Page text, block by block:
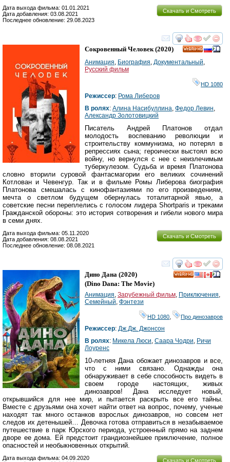
Скачать и Смотреть
Дата выхода фильма: 01.01.2021
Дата добавления: 03.08.2021
Последнее обновление: 29.08.2023
смотреть
Сокровенный Человек(2020)
Анимация, Биография, Документальный,
Русский фильм
HD 1080
Режиссер: Рома Либеров
В ролях: Алина Насибуллина, Федор Левин,
Александр Золотовицкий
Писатель Андрей Платонов отдал
молодость воспеванию революции и
строительству коммунизма, но потерял в
репрессиях сына; героически выстоял всю
войну, но вернулся с нее с неизлечимым
туберкулезом. Судьба и время Платонова
словно вторили суровой фантасмагории его великих сочинений
Котлован и Чевенгур. Так и в фильме Ромы Либерова биография
Платонова смешалась с кинофантазиями по его произведениям,
мечта о светлом будущем обернулась тоталитарной явью, а
советские песни переплелись с голосом лидера Shortparis и треками
Гражданской обороны: это история сотворения и гибели нового мира
в семи днях.
Скачать и Смотреть
Дата выхода фильма: 05.11.2020
Дата добавления: 08.08.2021
Последнее обновление: 08.08.2021
смотреть
Дино Дана (2020)
(Dino Dana: The Movie)
Анимация, Зарубежный фильм, Приключения,
Семейный, Фэнтези
HD 1080 Про динозавров
Режиссер: Дж.Дж. Джонсон
В ролях: Микела Люси, Саара Чодри, Ричи
Лоуренс
10-летняя Дана обожает динозавров и все,
что с ними связано. Однажды она
обнаруживает в себе способность видеть в
своем городе настоящих, живых
динозавров! Дана исследует новый,
открывшийся для нее мир, и пытается раскрыть все его тайны.
Вместе с друзьями она хочет найти ответ на вопрос, почему, ученые
находят так много останков взрослых динозавров, но совсем нет
следов их детенышей… Девочка готова отправиться в незабываемое
путешествие в парк Юрского периода, устроенный прямо на заднем
дворе ее дома. Ей предстоит грандиознейшее приключение, полное
опасностей и необыкновенных открытий.
Скачать и Смотреть
Дата выхода фильма: 04.09.2020